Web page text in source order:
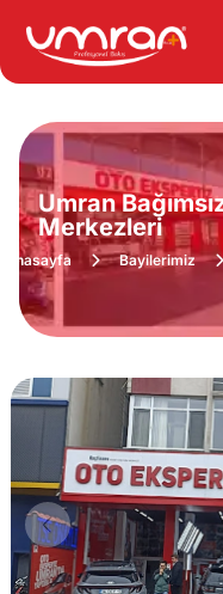
Umran
Merkezleri
Anasayfa Bayilerimiz